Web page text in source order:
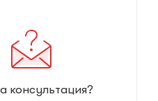
консультация?